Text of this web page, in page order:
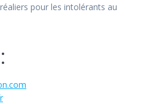
pour les intolérants au